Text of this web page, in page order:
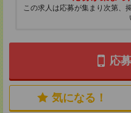
この求人は応募が集まり次第、
応
気になる！